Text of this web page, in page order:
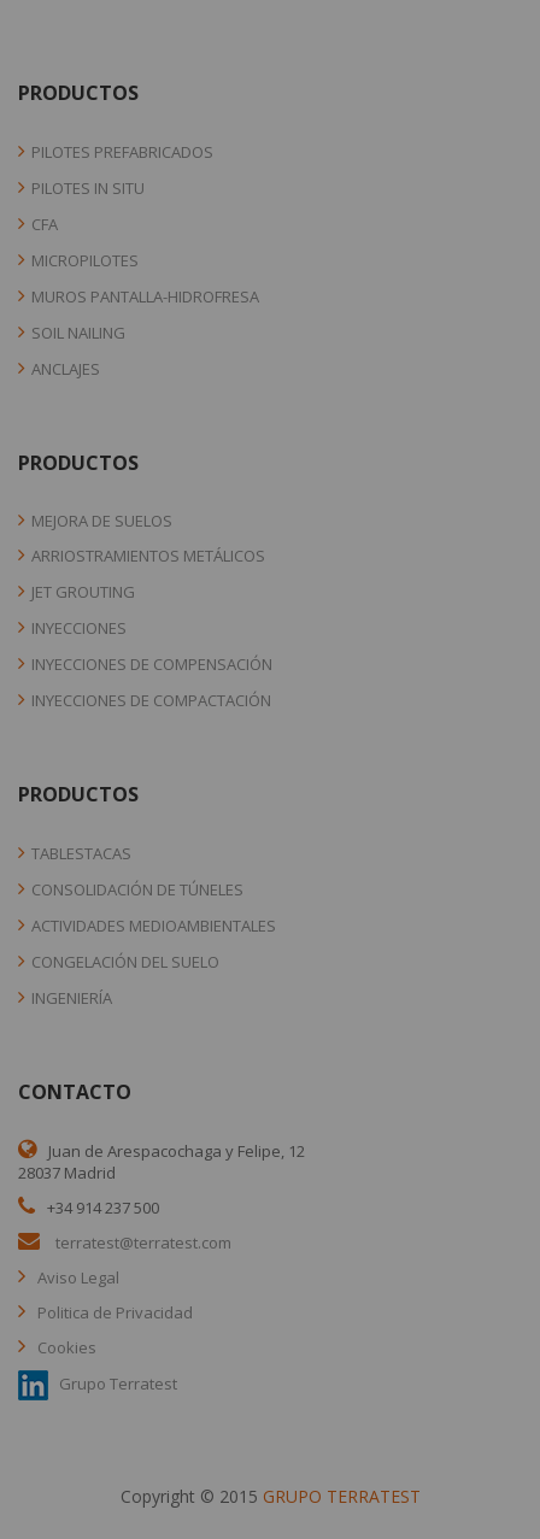
PRODUCTOS
PILOTES PREFABRICADOS
PILOTES IN SITU
CFA
MICROPILOTES
MUROS PANTALLA-HIDROFRESA
SOIL NAILING
ANCLAJES
PRODUCTOS
MEJORA DE SUELOS
ARRIOSTRAMIENTOS METÁLICOS
JET GROUTING
INYECCIONES
INYECCIONES DE COMPENSACIÓN
INYECCIONES DE COMPACTACIÓN
PRODUCTOS
TABLESTACAS
CONSOLIDACIÓN DE TÚNELES
ACTIVIDADES MEDIOAMBIENTALES
CONGELACIÓN DEL SUELO
INGENIERÍA
CONTACTO
Juan de Arespacochaga y Felipe, 12
28037 Madrid
+34 914 237 500
terratest@terratest.com
Aviso Legal
Politica de Privacidad
Cookies
Grupo Terratest
Copyright © 2015 GRUPO TERRATEST